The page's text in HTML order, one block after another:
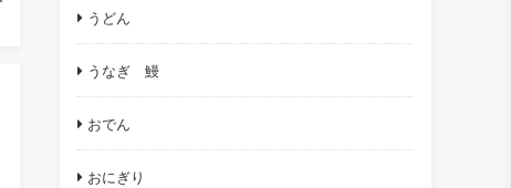
うどん
うなぎ 鰻
おでん
おにぎり